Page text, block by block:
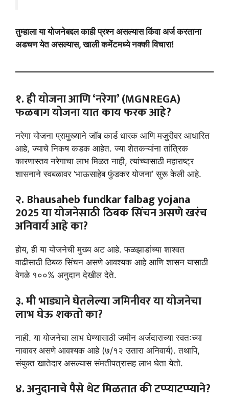
तुम्हाला या योजनेबद्दल काही प्रश्न असल्यास किंवा अर्ज करताना
अडचण येत असल्यास, खाली कमेंटमध्ये नक्की विचारा!
१. ही योजना आणि ‘नरेगा’ (MGNREGA)
फळबाग योजना यात काय फरक आहे?
नरेगा योजना प्रामुख्याने जॉब कार्ड धारक आणि मजुरीवर आधारित
आहे, ज्याचे निकष कडक आहेत. ज्या शेतकऱ्यांना तांत्रिक
कारणास्तव नरेगाचा लाभ मिळत नाही, त्यांच्यासाठी महाराष्ट्र
शासनाने स्वबळावर ‘भाऊसाहेब फुंडकर योजना’ सुरू केली आहे.
२. Bhausaheb fundkar falbag yojana
2025 या योजनेसाठी ठिबक सिंचन असणे खरंच
अनिवार्य आहे का?
होय, ही या योजनेची मुख्य अट आहे. फळझाडांच्या शाश्वत
वाढीसाठी ठिबक सिंचन असणे आवश्यक आहे आणि शासन यासाठी
वेगळे १००% अनुदान देखील देते.
३. मी भाड्याने घेतलेल्या जमिनीवर या योजनेचा
लाभ घेऊ शकतो का?
नाही. या योजनेचा लाभ घेण्यासाठी जमीन अर्जदाराच्या स्वतःच्या
नावावर असणे आवश्यक आहे (७/१२ उतारा अनिवार्य). तथापि,
संयुक्त खातेदार असल्यास संमतीपत्रासह लाभ घेता येतो.
४. अनुदानाचे पैसे थेट मिळतात की टप्प्याटप्प्याने?